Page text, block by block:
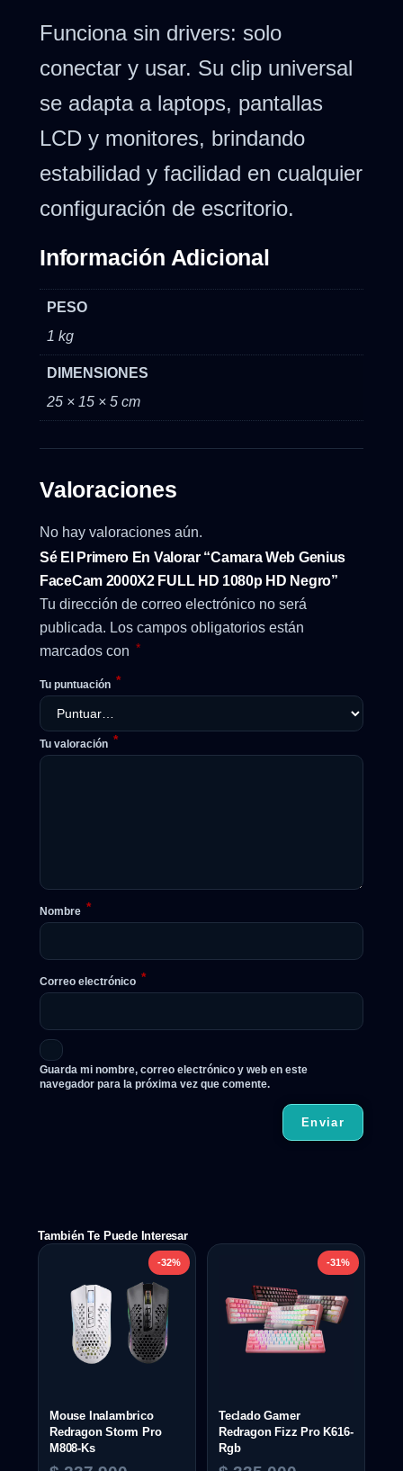
Funciona sin drivers: solo
conectar y usar. Su clip universal
se adapta a laptops, pantallas
LCD y monitores, brindando
estabilidad y facilidad en cualquier
configuración de escritorio.
Información Adicional
PESO
1 kg
DIMENSIONES
25 × 15 × 5 cm
Valoraciones
No hay valoraciones aún.
Sé El Primero En Valorar “Camara Web Genius
FaceCam 2000X2 FULL HD 1080p HD Negro”
Tu dirección de correo electrónico no será
publicada. Los campos obligatorios están
marcados con *
Tu puntuación *
Tu valoración *
Nombre *
Correo electrónico *
Guarda mi nombre, correo electrónico y web en este
navegador para la próxima vez que comente.
También Te Puede Interesar
-32%
Mouse Inalambrico
Redragon Storm Pro
M808-Ks
-31%
Teclado Gamer
Redragon Fizz Pro K616-
Rgb